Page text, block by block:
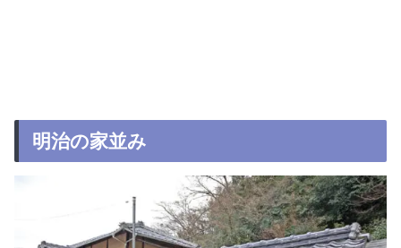
明治の家並み